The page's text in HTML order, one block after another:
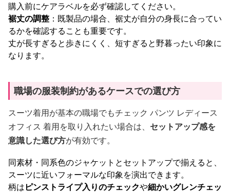
購入前にケアラベルを必ず確認してください。
裾丈の調整 ：既製品の場合、裾丈が自分の身長に合ってい
るかを確認することも重要です。
丈が長すぎると歩きにくく、短すぎると野暮ったい印象に
なります。
職場の服装制約があるケースでの選び方
スーツ着用が基本の職場でもチェック パンツ レディース
オフィス 着用を取り入れたい場合は、 セットアップ感を
意識した選び方が有効です。
同素材・同系色のジャケットとセットアップで揃えると、
スーツに近いフォーマルな印象を演出できます。
柄はピンストライプ入りのチェックや細かいグレンチェッ